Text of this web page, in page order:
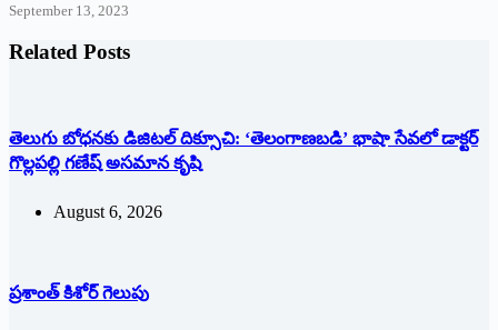
September 13, 2023
Related Posts
తెలుగు బోధనకు డిజిటల్ దిక్సూచి: ‘తెలంగాణబడి’ భాషా సేవలో డాక్టర్
గొల్లపల్లి గణేష్ అసమాన కృషి
August 6, 2026
ప్రశాంత్‌ ‌కిశోర్‌ ‌గెలుపు